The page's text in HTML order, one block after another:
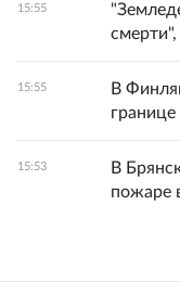
15:55
15:55
В
границе
15:53
В
пожаре